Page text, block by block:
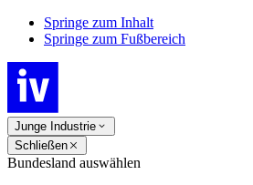
Springe zum Inhalt
Springe zum Fußbereich
Junge Industrie
Schließen
Bundesland auswählen